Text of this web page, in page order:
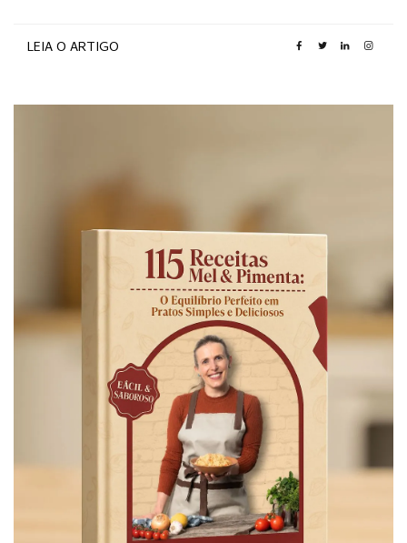
LEIA O ARTIGO